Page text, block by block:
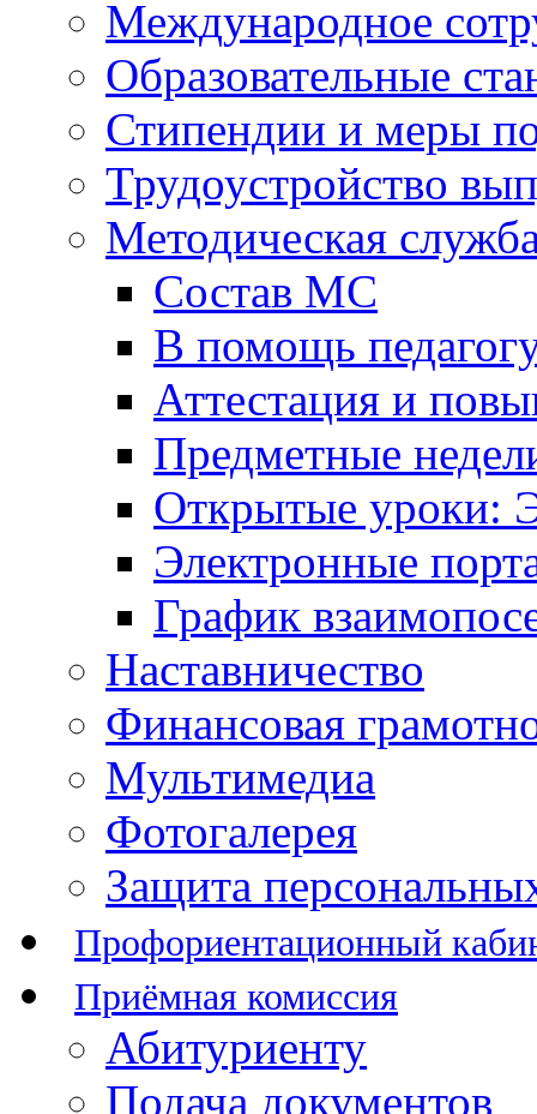
Международное
Образовательные
Стипендии и меры
Трудоустройство
Методическая
Состав МС
В помощь
Аттестация и
Предметные
Открытые уроки:
Электронные
График
Наставничество
Финансовая
Мультимедиа
Фотогалерея
Защита
Профориентационный
Приёмная комиссия
Абитуриенту
Подача документов